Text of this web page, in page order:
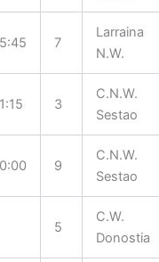
7
Larraina
N.W.
3
C.N.W.
Sestao
9
C.N.W.
Sestao
5
C.W.
Donostia